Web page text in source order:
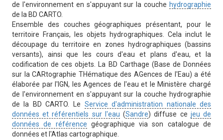
de l'environnement en s'appuyant sur la couche hydrographie
de la BD CARTO.
Ensemble des couches géographiques présentant, pour le
territoire Français, les objets hydrographiques. Cela inclut le
découpage du territoire en zones hydrographiques (bassins
versants), ainsi que les cours d'eau et plans d'eau, et la
codification de ces objets. La BD Carthage (Base de Données
sur la CARtographie THématique des AGences de l'Eau) a été
élaborée par l'IGN, les Agences de l'eau et le Ministère chargé
de l'environnement en s'appuyant sur la couche hydrographie
de la BD CARTO. Le Service d'administration nationale des
données et référentiels sur l'eau (Sandre) diffuse ce jeu de
données de référence géographique via son catalogue de
données et l'Atlas cartographique.